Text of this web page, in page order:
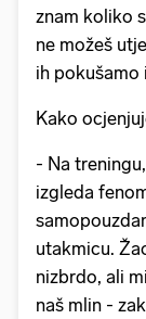
znam koliko
ne možeš
ih pokušamo
Kako
- Na
izgleda
utakmicu.
nizbrdo, ali
naš mlin -